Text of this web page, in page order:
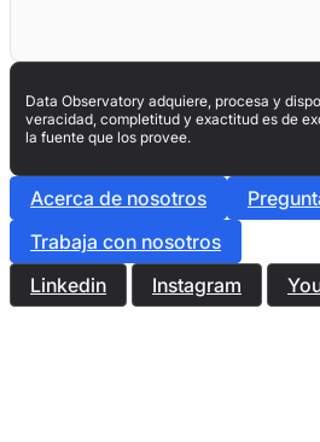
Data Observatory adquiere, procesa y
veracidad, completitud y exactitud es de
la fuente que los provee.
Acerca de nosotros
Trabaja con nosotros
Linkedin
Instagram